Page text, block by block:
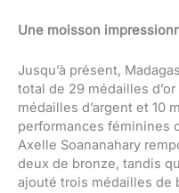
Une moisson
Jusqu’à présent,
total de 29 médailles
médailles d’argent et 10
performances féminines
Axelle Soananahary
deux de bronze, tandis
ajouté trois médailles de